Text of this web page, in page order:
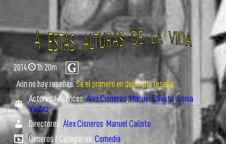
2014
1h 20m
Aún no hay reseñas.Sé el primero en dejar una reseña
Actores / Actrices:Álex Cisneros,Manuel Calisto,Sonia
Valdez
Directores: Álex Cisneros, Manuel Calisto
Géneros / Categorías: Comedia